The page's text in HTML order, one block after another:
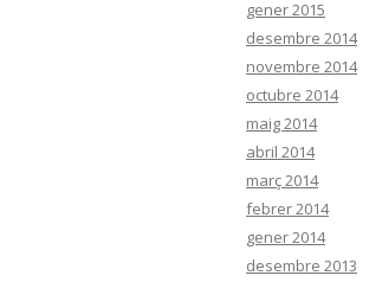
gener 2015
desembre 2014
novembre 2014
octubre 2014
maig 2014
abril 2014
març 2014
febrer 2014
gener 2014
desembre 2013